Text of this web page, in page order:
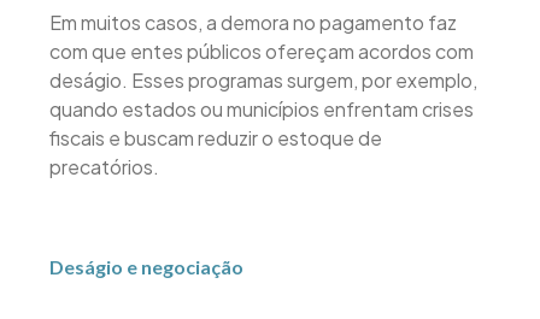
Em muitos casos, a demora no pagamento faz
com que entes públicos ofereçam acordos com
deságio. Esses programas surgem, por exemplo,
quando estados ou municípios enfrentam crises
fiscais e buscam reduzir o estoque de
precatórios.
Deságio e negociação